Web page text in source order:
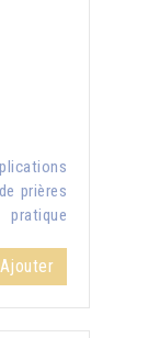
prières
Ajouter